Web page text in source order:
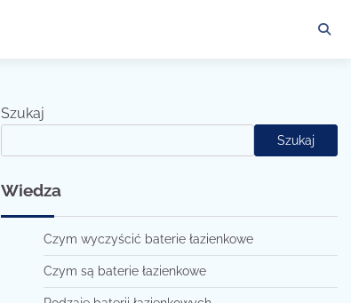
Szukaj
Szukaj
Wiedza
Czym wyczyścić baterie łazienkowe
Czym są baterie łazienkowe